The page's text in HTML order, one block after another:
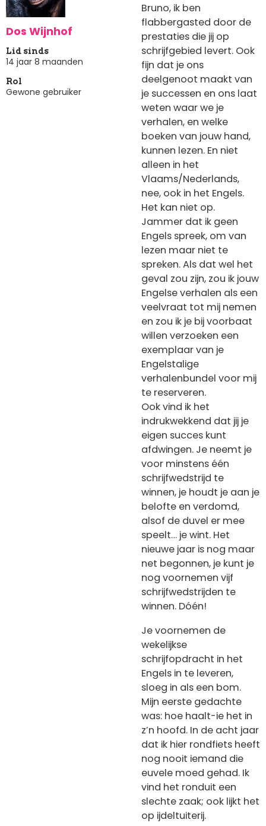
Dos Wijnhof
Lid sinds
14 jaar 8 maanden
Rol
Gewone gebruiker
Bruno, ik ben
flabbergasted door de
prestaties die jij op
schrijfgebied levert. Ook
fijn dat je ons
deelgenoot maakt van
je successen en ons laat
weten waar we je
verhalen, en welke
boeken van jouw hand,
kunnen lezen. En niet
alleen in het
Vlaams/Nederlands,
nee, ook in het Engels.
Het kan niet op.
Jammer dat ik geen
Engels spreek, om van
lezen maar niet te
spreken. Als dat wel het
geval zou zijn, zou ik jouw
Engelse verhalen als een
veelvraat tot mij nemen
en zou ik je bij voorbaat
willen verzoeken een
exemplaar van je
Engelstalige
verhalenbundel voor mij
te reserveren.
Ook vind ik het
indrukwekkend dat jij je
eigen succes kunt
afdwingen. Je neemt je
voor minstens één
schrijfwedstrijd te
winnen, je houdt je aan je
belofte en verdomd,
alsof de duvel er mee
speelt… je wint. Het
nieuwe jaar is nog maar
net begonnen, je kunt je
nog voornemen vijf
schrijfwedstrijden te
winnen. Dóén!
Je voornemen de
wekelijkse
schrijfopdracht in het
Engels in te leveren,
sloeg in als een bom.
Mijn eerste gedachte
was: hoe haalt-ie het in
z’n hoofd. In de acht jaar
dat ik hier rondfiets heeft
nog nooit iemand die
euvele moed gehad. Ik
vind het ronduit een
slechte zaak; ook lijkt het
op ijdeltuiterij.